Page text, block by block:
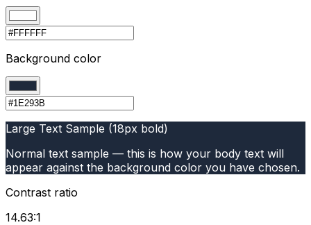
Background color
Large Text Sample (18px bold)
Normal text sample — this is how your body text will
appear against the background color you have chosen.
Contrast ratio
14.63:1